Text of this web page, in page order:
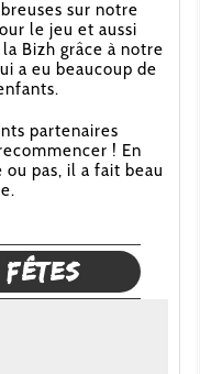
sur notre
le jeu et aussi
Bizh grâce à notre
a eu beaucoup de
partenaires
! En
pas, il a fait beau
fêtes